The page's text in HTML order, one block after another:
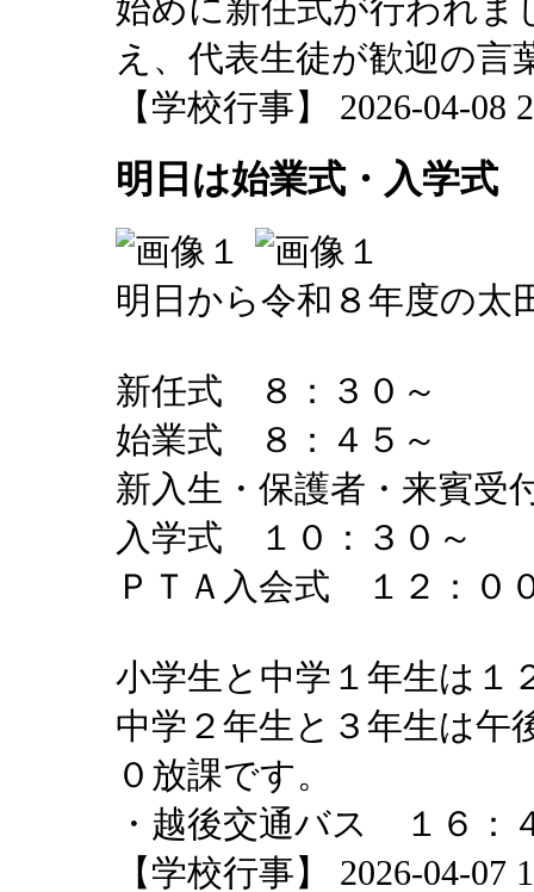
始めに新任式が行われま
え、代表生徒が歓迎の言
【学校行事】 2026-04-08
明日は始業式・入学式
明日から令和８年度の太
新任式 ８：３０～
始業式 ８：４５～
新入生・保護者・来賓
入学式 １０：３０～
ＰＴＡ入会式 １２：０
小学生と中学１年生は１
中学２年生と３年生は午
０放課です。
・越後交通バス １６：
【学校行事】 2026-04-07